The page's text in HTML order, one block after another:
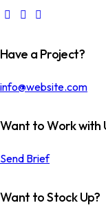
Have a Project?
info@website.com
Want to Work with
Send Brief
Want to Stock Up?